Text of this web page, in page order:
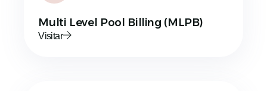
Multi Level Pool Billing (MLPB)
Visitar